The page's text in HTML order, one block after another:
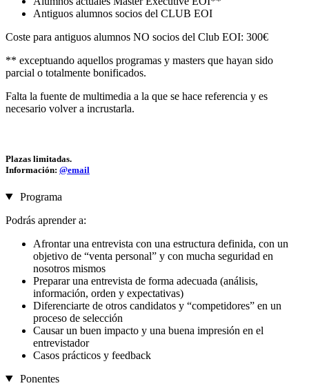
Antiguos alumnos socios del CLUB EOI
Coste para antiguos alumnos NO socios del Club EOI: 300€
** exceptuando aquellos programas y masters que hayan sido
parcial o totalmente bonificados.
Falta la fuente de multimedia a la que se hace referencia y es
necesario volver a incrustarla.
Plazas limitadas.
Información: @email
Programa
Podrás aprender a:
Afrontar una entrevista con una estructura definida, con un
objetivo de “venta personal” y con mucha seguridad en
nosotros mismos
Preparar una entrevista de forma adecuada (análisis,
información, orden y expectativas)
Diferenciarte de otros candidatos y “competidores” en un
proceso de selección
Causar un buen impacto y una buena impresión en el
entrevistador
Casos prácticos y feedback
Ponentes